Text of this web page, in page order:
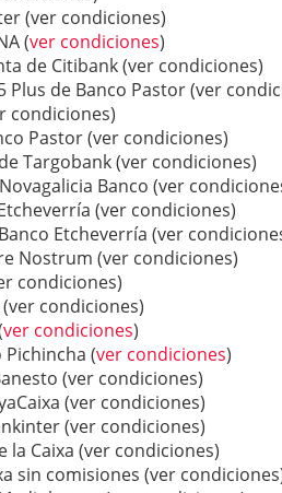
(ver condiciones)
(ver condiciones)
de Citibank (ver condiciones)
Plus de Banco Pastor (ver
condiciones)
Pastor (ver condiciones)
Targobank (ver condiciones)
Banco (ver
(ver condiciones)
Etcheverría (ver
Nostrum (ver condiciones)
condiciones)
condiciones)
ver condiciones)
Pichincha (ver condiciones)
(ver condiciones)
(ver condiciones)
(ver condiciones)
la Caixa (ver condiciones)
sin comisiones (ver